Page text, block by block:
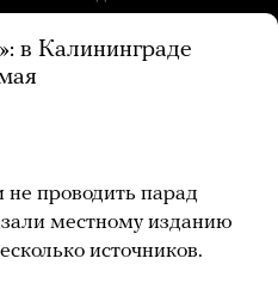
в Калининграде
проводить парад
местному изданию
источников.